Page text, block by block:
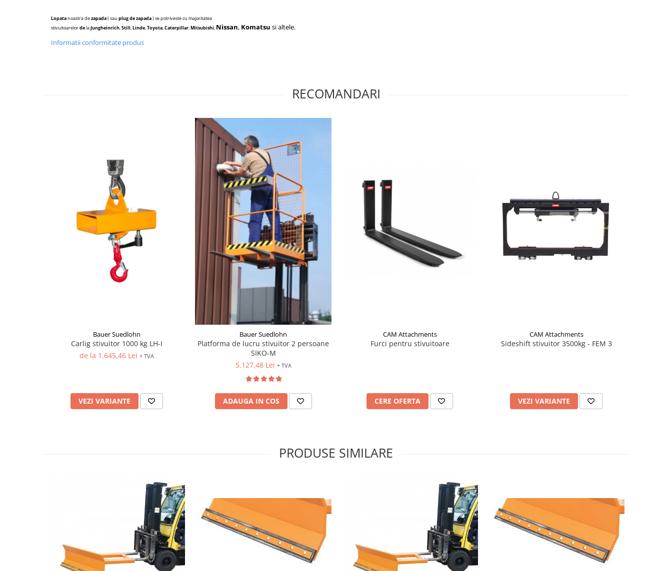
Lopatanoastra dezapada(sau plug dezapada) se potriveste cu majoritatea
stivuitoarelordelaJungheinrich,Still,Linde,Toyota,Caterpillar,Mitsubishi, Nissan, Komatsu si altele.
Informatii conformitate produs
RECOMANDARI
Bauer Suedlohn
Carlig stivuitor 1000 kg LH-I
de la 1.645,46 Lei + TVA
VEZI VARIANTE
Bauer Suedlohn
Platforma de lucru stivuitor 2 persoane
SIKO-M
5.127,48 Lei + TVA
ADAUGA IN COS
CAM Attachments
Furci pentru stivuitoare
CERE OFERTA
CAM Attachments
Sideshift stivuitor 3500kg - FEM 3
VEZI VARIANTE
PRODUSE SIMILARE